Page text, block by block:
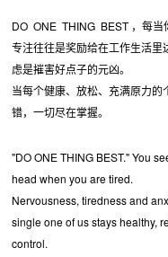
DO ONE THING BEST ，每当
专注往往是奖励给在工作生活里
虑是摧害好点子的元凶。
当每个健康、放松、充满原力
错，一切尽在掌握。
"DO ONE THING BEST." You
head when you are tired.
Nervousness, tiredness and
single one of us stays healthy,
control.